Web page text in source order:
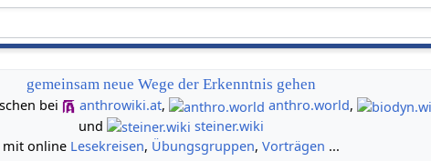
gemeinsam neue Wege der Erkenntnis gehen
bei
anthrowiki.at, anthro.world,
und
steiner.wiki
mit online Lesekreisen, Übungsgruppen,Vorträgen ...